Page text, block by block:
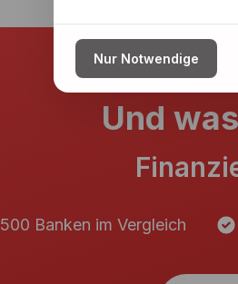
Und
500 Banken im Vergleich
Nur Notwendige